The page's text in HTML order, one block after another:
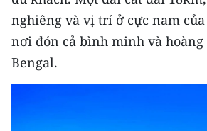
nghiêng và vị trí ở cực nam
nơi đón cả bình minh và
Bengal.